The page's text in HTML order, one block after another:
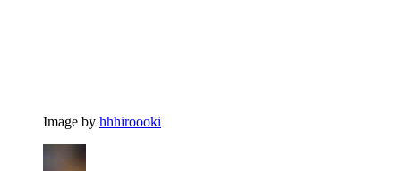
Image by hhhiroooki